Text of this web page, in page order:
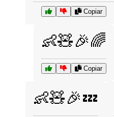
Copiar
👶🧸🎉🌈
Copiar
👶🧸🎉💤